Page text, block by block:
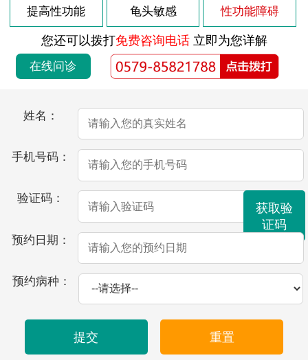
提高性功能 龟头敏感 性功能障碍
您还可以拨打免费咨询电话立即为您详解
在线问诊
姓名：
手机号码：
验证码：
获取验
证码
预约日期：
预约病种：
提交 重置